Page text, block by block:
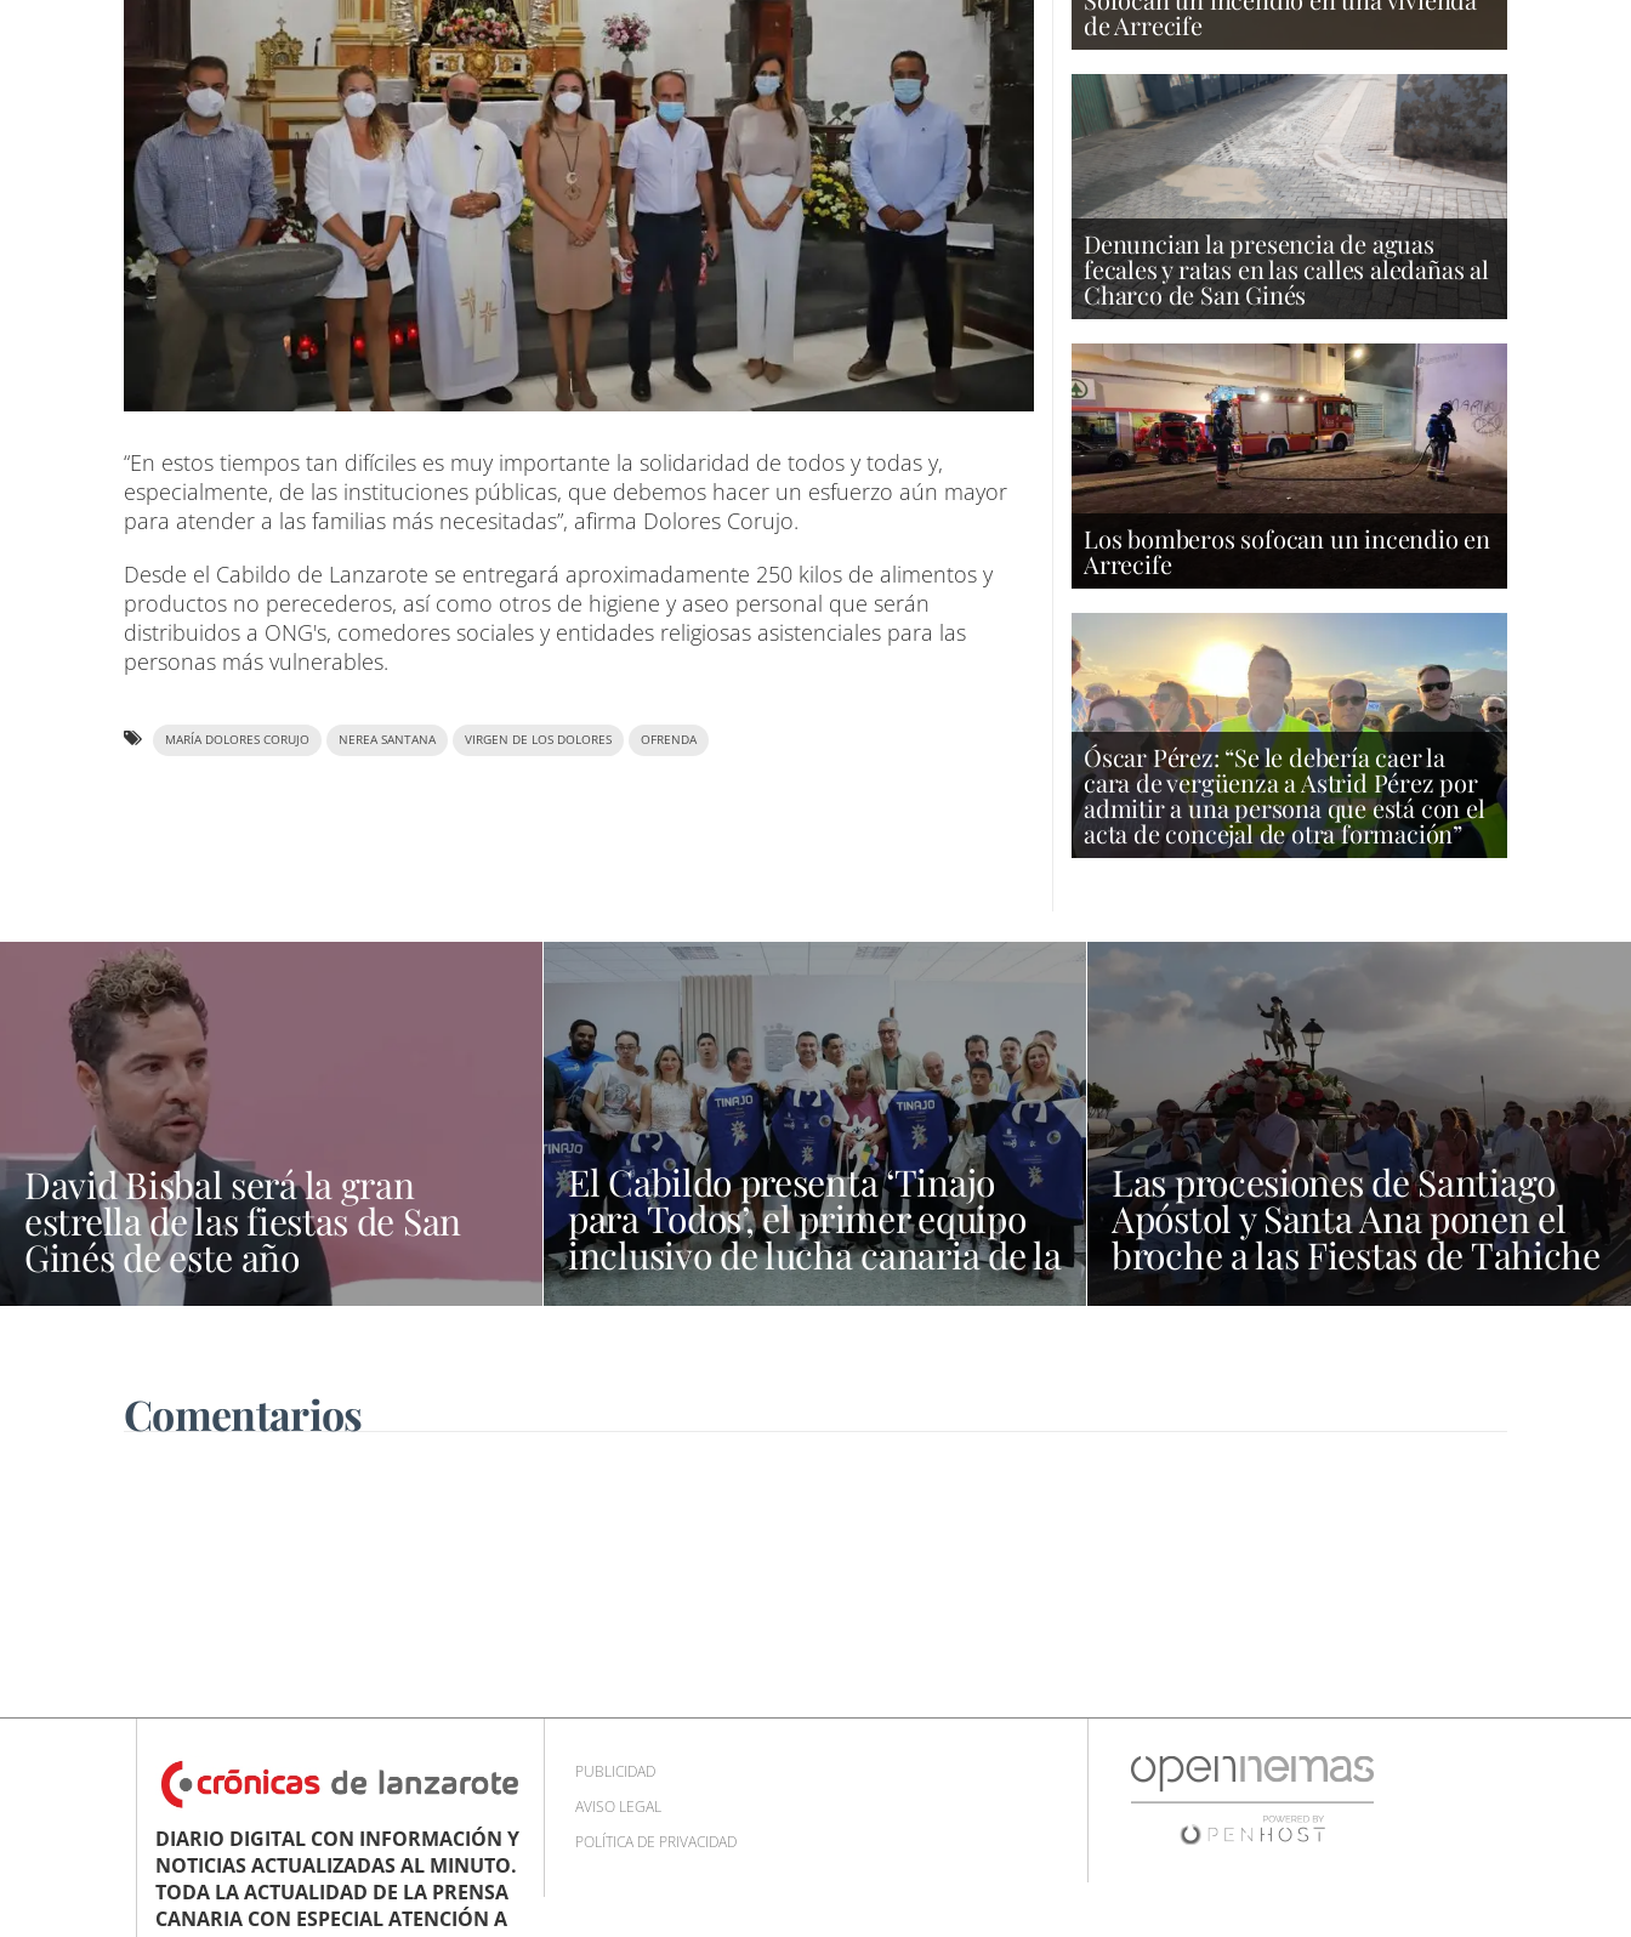
“En estos tiempos tan difíciles es muy importante la solidaridad de todos y todas y,
especialmente, de las instituciones públicas, que debemos hacer un esfuerzo aún mayor
para atender a las familias más necesitadas”, afirma Dolores Corujo.
Desde el Cabildo de Lanzarote se entregará aproximadamente 250 kilos de alimentos y
productos no perecederos, así como otros de higiene y aseo personal que serán
distribuidos a ONG's, comedores sociales y entidades religiosas asistenciales para las
personas más vulnerables.
MARÍA DOLORES CORUJO NEREA SANTANA VIRGEN DE LOS DOLORES OFRENDA
de Arrecife
Denuncian la presencia de aguas
fecales y ratas en las calles aledañas al
Charco de San Ginés
Los bomberos sofocan un incendio en
Arrecife
Óscar Pérez: “Se le debería caer la
cara de vergüenza a Astrid Pérez por
admitir a una persona que está con el
acta de concejal de otra formación”
David Bisbal será la gran
estrella de las fiestas de San
Ginés de este año
El Cabildo presenta ‘Tinajo
para Todos’, el primer equipo
inclusivo de lucha canaria de la
provincia
Las procesiones de Santiago
Apóstol y Santa Ana ponen el
broche a las Fiestas de Tahiche
2026
Comentarios
DIARIO DIGITAL CON INFORMACIÓN Y
NOTICIAS ACTUALIZADAS AL MINUTO.
TODA LA ACTUALIDAD DE LA PRENSA
CANARIA CON ESPECIAL ATENCIÓN A
PUBLICIDAD
AVISO LEGAL
POLÍTICA DE PRIVACIDAD